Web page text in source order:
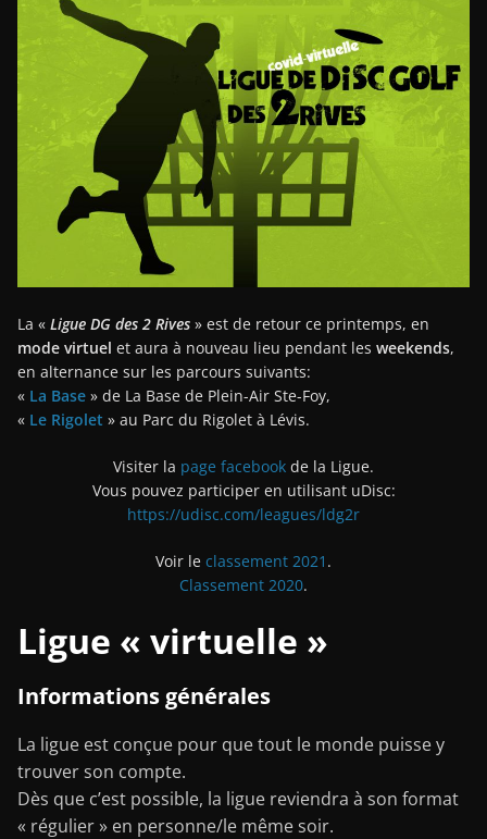
La « Ligue DG des 2 Rives » est de retour ce printemps, en
mode virtuel et aura à nouveau lieu pendant les weekends,
en alternance sur les parcours suivants:
« La Base » de La Base de Plein-Air Ste-Foy,
« Le Rigolet » au Parc du Rigolet à Lévis.
Visiter la page facebook de la Ligue.
Vous pouvez participer en utilisant uDisc:
https://udisc.com/leagues/ldg2r
Voir le classement 2021 .
Classement 2020.
Ligue « virtuelle »
Informations générales
La ligue est conçue pour que tout le monde puisse y
trouver son compte.
Dès que c’est possible, la ligue reviendra à son format
« régulier » en personne/le même soir.